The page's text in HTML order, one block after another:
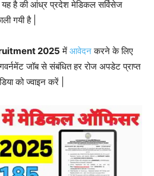
है की आंध्र प्रदेश मेडिकल सर्विसेज
गयी है |
2025 में आवेदनकरने के लिए
जॉब से संबंधित हर रोज अपडेट प्राप्त
को ज्वाइन करें |